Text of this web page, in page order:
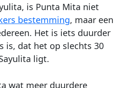
is Punta Mita niet
bestemming, maar een
Het is iets duurder
is, dat het op slechts 30
ligt.
wat meer duurdere